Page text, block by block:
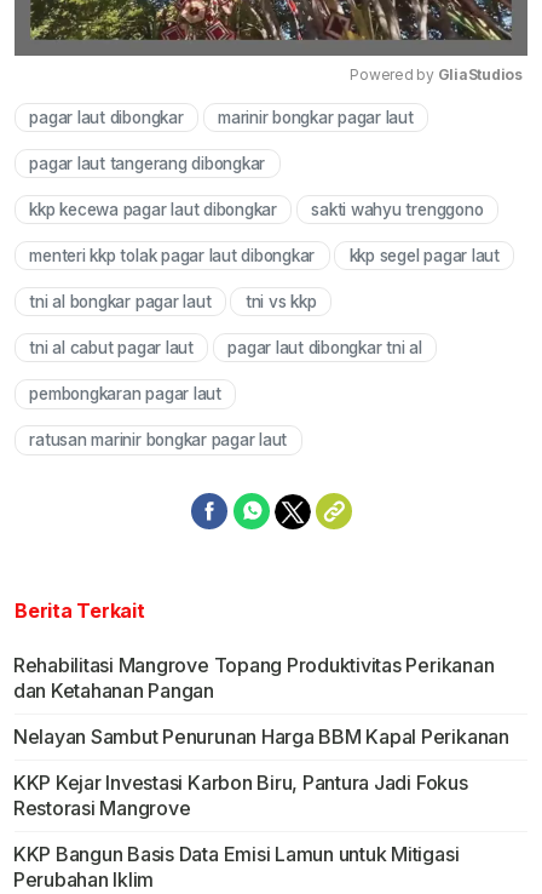
Powered by GliaStudios
pagar laut dibongkar marinir bongkar pagar laut
pagar laut tangerang dibongkar
kkp kecewa pagar laut dibongkar sakti wahyu trenggono
menteri kkp tolak pagar laut dibongkar kkp segel pagar laut
tni al bongkar pagar laut tni vs kkp
tni al cabut pagar laut pagar laut dibongkar tni al
pembongkaran pagar laut
ratusan marinir bongkar pagar laut
Berita Terkait
Rehabilitasi Mangrove Topang Produktivitas Perikanan
dan Ketahanan Pangan
Nelayan Sambut Penurunan Harga BBM Kapal Perikanan
KKP Kejar Investasi Karbon Biru, Pantura Jadi Fokus
Restorasi Mangrove
KKP Bangun Basis Data Emisi Lamun untuk Mitigasi
Perubahan Iklim